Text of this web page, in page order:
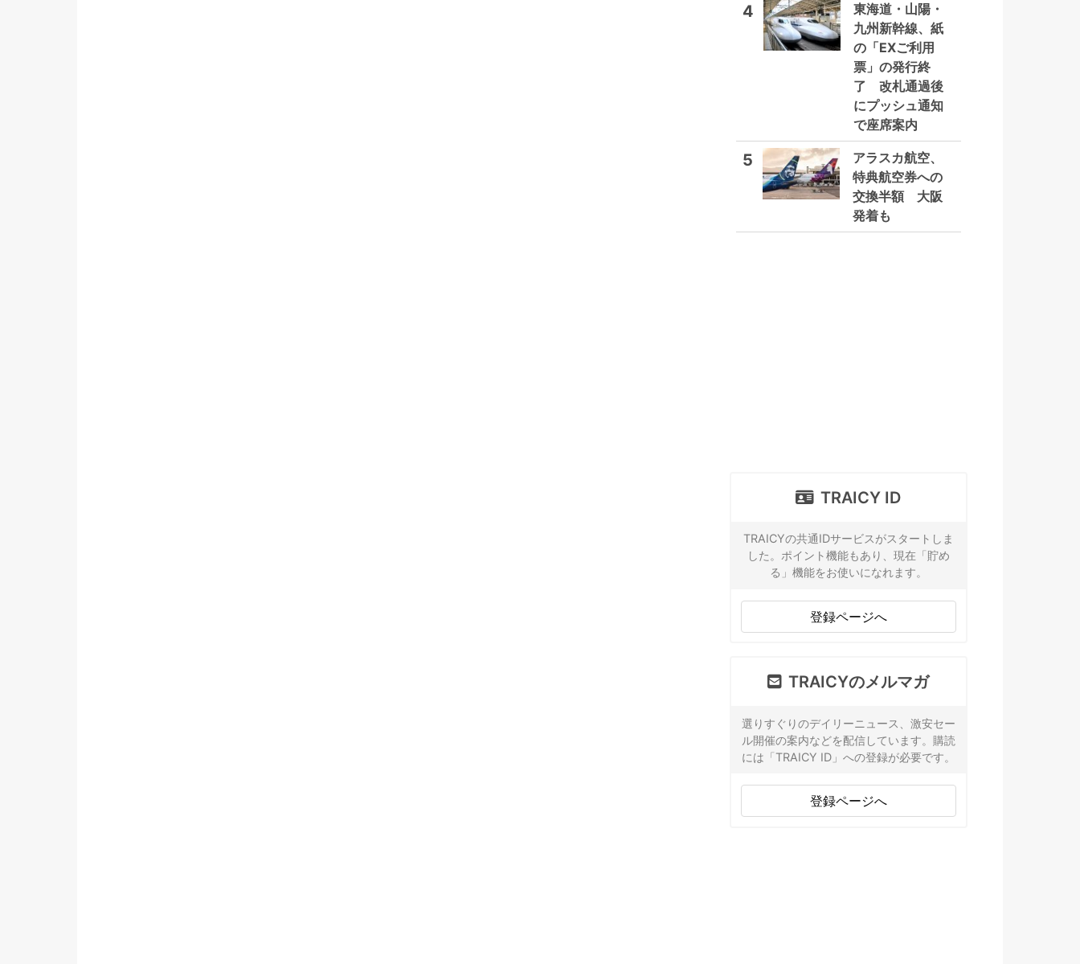
4
東海道・山陽・
九州新幹線、紙
の「EXご利用
票」の発行終
了 改札通過後
にプッシュ通知
で座席案内
5
アラスカ航空、
特典航空券への
交換半額 大阪
発着も
TRAICY ID
TRAICYの共通IDサービスがスタートしま
した。ポイント機能もあり、現在「貯め
る」機能をお使いになれます。
登録ページへ
TRAICYのメルマガ
選りすぐりのデイリーニュース、激安セー
ル開催の案内などを配信しています。購読
には「TRAICY ID」への登録が必要です。
登録ページへ